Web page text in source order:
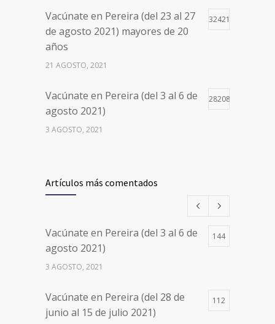
Vacúnate en Pereira (del 23 al 27
de agosto 2021) mayores de 20
años
32421
21 AGOSTO, 2021
Vacúnate en Pereira (del 3 al 6 de
agosto 2021)
28208
3 AGOSTO, 2021
de agosto 2021) mayores de 20
años
Números de Teléfono y Horarios
de Atención para pedir Citas
Médicas en los 5 departamentos
Clínica Cancerológica de Boyacá,
Oncólogos del Occidente y Unión
Artículos más comentados
Vacúnate en Pereira (del 3 al 6 de
agosto 2021)
144
3 AGOSTO, 2021
Vacúnate en Pereira (del 28 de
junio al 15 de julio 2021)
112